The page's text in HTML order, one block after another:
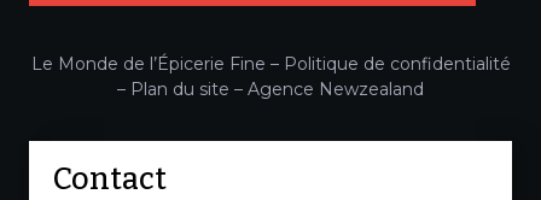
Le Monde de l’Épicerie Fine – Politique de confidentialité
– Plan du site – Agence Newzealand
Contact